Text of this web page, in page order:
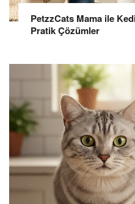
PetzzCats Mama ile
Pratik Çözümler